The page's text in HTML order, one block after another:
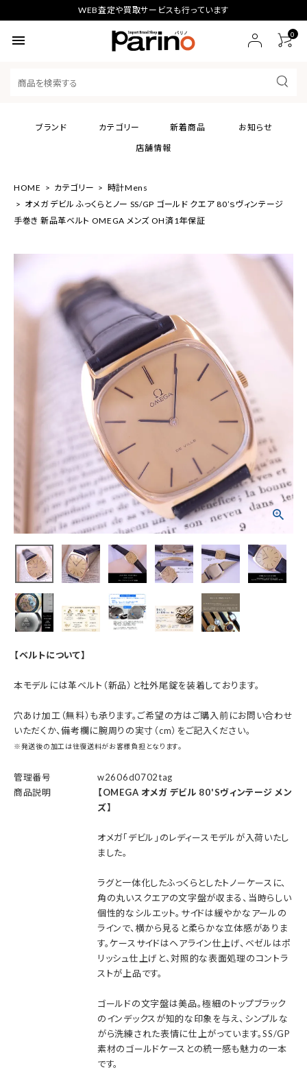
WEB査定や買取サービスも行っています
menu 0
ブランド カテゴリー 新着商品
お知らせ
店舗情報
HOME カテゴリー
時計Mens
オメガ デビル ふっくらとノー SS/GP ゴールド クエア 80’ｓヴィンテージ
手巻き 新品革ベルト OMEGA メンズ OH済1年保証
【ベルトについて】
本モデルには革ベルト（新品）と社外尾錠を装着しております。
穴あけ加工（無料）も承ります。ご希望の方はご購入前にお問い合わせ
いただくか、備考欄に腕周りの実寸（cm）をご記入ください。
※発送後の加工は往復送料がお客様負担となります。
管理番号
w2606d0702tag
商品説明
【OMEGA オメガ デビル 80'Sヴィンテージ メン
ズ】
オメガ「デビル」のレディースモデルが入荷いたし
ました。
ラグと一体化したふっくらとしたトノーケースに、
角の丸いスクエアの文字盤が収まる、当時らしい
個性的なシルエット。サイドは緩やかなアールの
ラインで、横から見ると柔らかな立体感がありま
す。ケースサイドはヘアライン仕上げ、ベゼルはポ
リッシュ仕上げと、対照的な表面処理のコントラ
ストが上品です。
ゴールドの文字盤は美品。極細のトップブラック
のインデックスが知的な印象を与え、シンプルな
がら洗練された表情に仕上がっています。SS/GP
素材のゴールドケースとの統一感も魅力の一本
です。